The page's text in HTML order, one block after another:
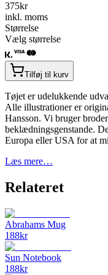
375kr
inkl. moms
Størrelse
Vælg størrelse
Tilføj til kurv
Tøjet er udelukkende
Alle illustrationer er
Hansson. Vi bruger
beklædningsgenstande.
Europa eller USA for at
Læs mere…
Relateret
Abrahams Mug
188kr
Sun Notebook
188kr